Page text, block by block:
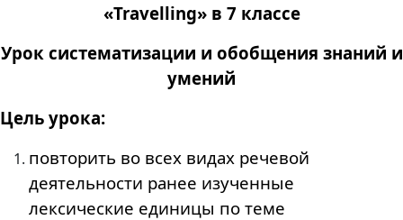
«Travelling» в 7 классе
Урок систематизации и обобщения знаний и
умений
Цель урока:
повторить во всех видах речевой
деятельности ранее изученные
лексические единицы по теме